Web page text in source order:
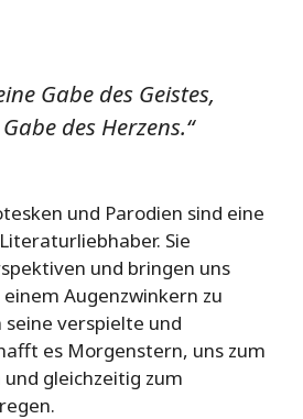
Gabe des Geistes,
des Herzens.“
und Parodien sind eine
Sie
und bringen uns
Augenzwinkern zu
verspielte und
es Morgenstern, uns zum
gleichzeitig zum